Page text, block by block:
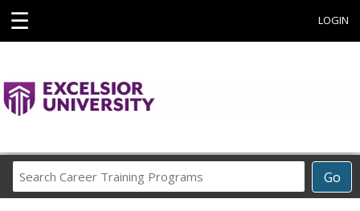
☰ LOGIN
Go
Career